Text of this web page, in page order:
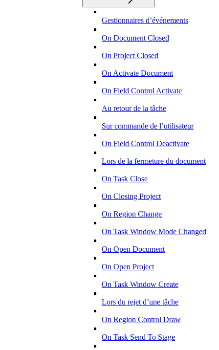
Gestionnaires d’événements
On Document Closed
On Project Closed
On Activate Document
On Field Control Activate
Au retour de la tâche
Sur commande de l’utilisateur
On Field Control Deactivate
Lors de la fermeture du document
On Task Close
On Closing Project
On Region Change
On Task Window Mode Changed
On Open Document
On Open Project
On Task Window Create
Lors du rejet d’une tâche
On Region Control Draw
On Task Send To Stage